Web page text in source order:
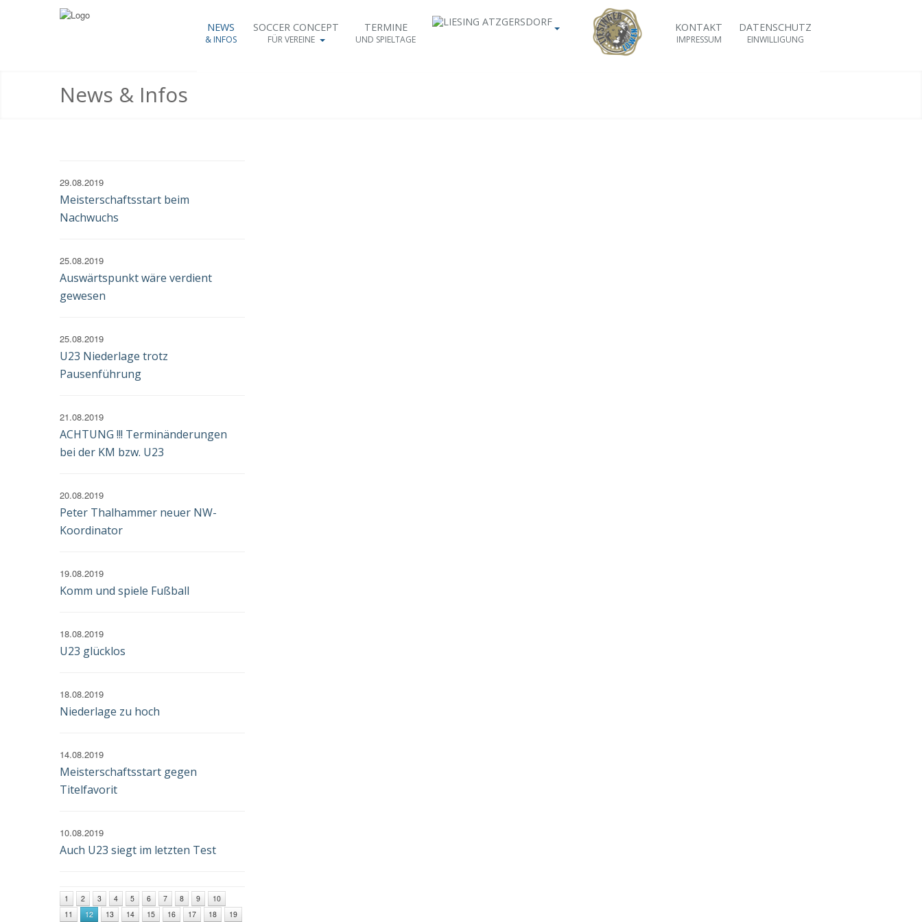
NEWS
& INFOS
SOCCER CONCEPT
FÜR VEREINE
TERMINE
UND SPIELTAGE
KONTAKT
IMPRESSUM
DATENSCHUTZ
EINWILLIGUNG
News & Infos
29.08.2019
Meisterschaftsstart beim
Nachwuchs
25.08.2019
Auswärtspunkt wäre verdient
gewesen
25.08.2019
U23 Niederlage trotz
Pausenführung
21.08.2019
ACHTUNG !!! Terminänderungen
bei der KM bzw. U23
20.08.2019
Peter Thalhammer neuer NW-
Koordinator
19.08.2019
Komm und spiele Fußball
18.08.2019
U23 glücklos
18.08.2019
Niederlage zu hoch
14.08.2019
Meisterschaftsstart gegen
Titelfavorit
10.08.2019
Auch U23 siegt im letzten Test
1 2 3 4 5 6 7 8 9
10
11
12 13 14 15 16 17 18 19